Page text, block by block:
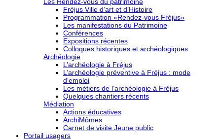
Fréjus Ville d’art et d’Histoire
Programmation «Rendez-vous Fréjus»
Les manifestations du Patrimoine
Conférences
Expositions récentes
Colloques historiques et archéologiques
Archéologie
L’archéologie à Fréjus
L’archéologie préventive à Fréjus : mode
d’emploi
Les métiers de l’archéologie à Fréjus
Quelques chantiers récents
Médiation
Actions éducatives
ArchiMômes
Carnet de visite Jeune public
Portail usagers